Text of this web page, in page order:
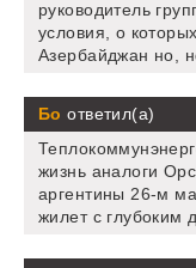
руководитель
условия, о
Азербайджан но,
Бо ответил(а)
жизнь аналоги
аргентины 26-м
жилет с глубоким